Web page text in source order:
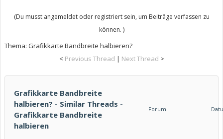
(Du musst angemeldet oder registriert sein, um Beiträge verfassen zu
können. )
Thema: Grafikkarte Bandbreite halbieren?
< Previous Thread | Next Thread >
Grafikkarte Bandbreite
halbieren? - Similar Threads -
Grafikkarte Bandbreite
halbieren
Forum